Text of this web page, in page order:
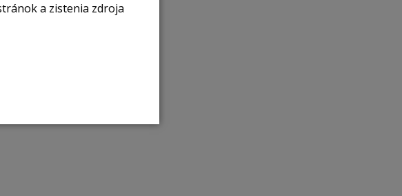
a zistenia zdroja